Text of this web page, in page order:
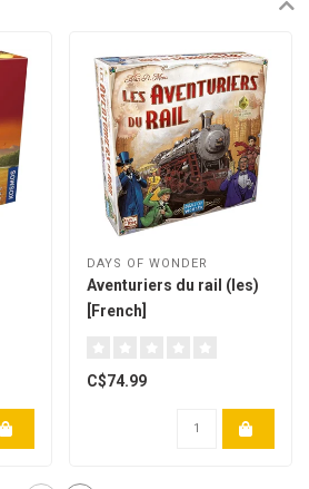
DAYS OF WONDER
Aventuriers du rail (les)
[French]
C$74.99